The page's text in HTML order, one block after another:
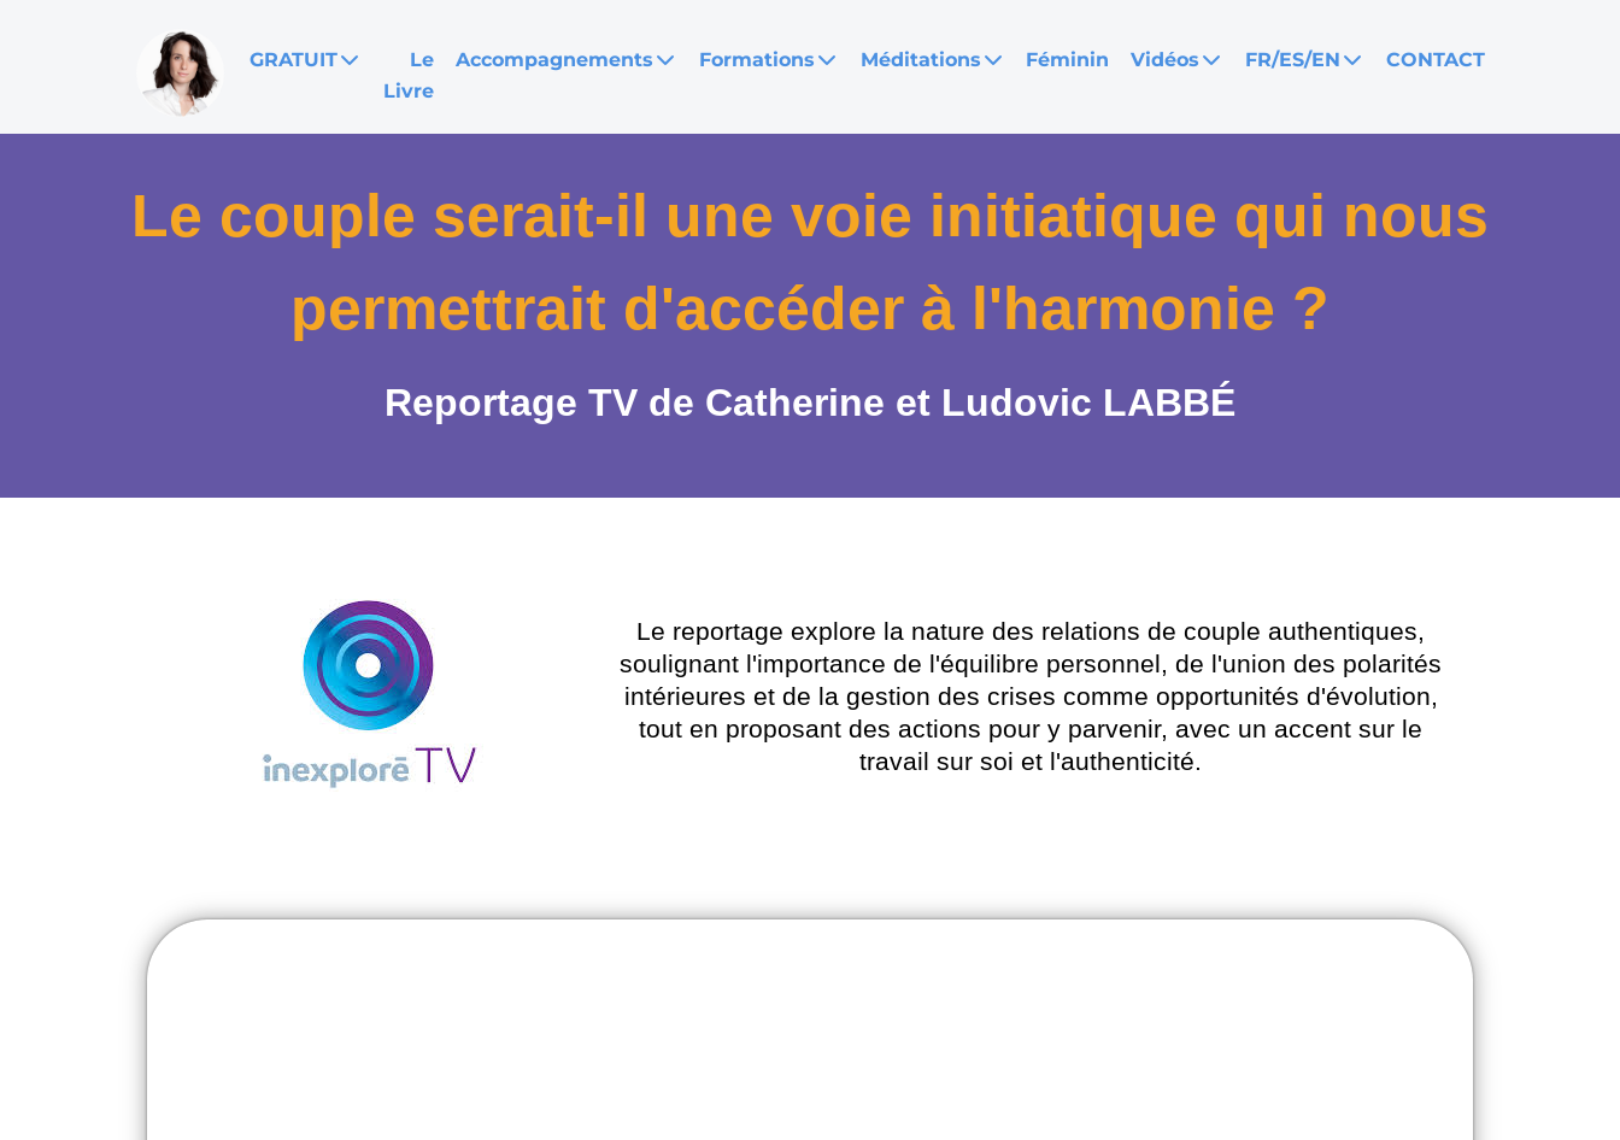
GRATUIT
Le
Livre
Accompagnements Formations Méditations Féminin Vidéos FR/ES/EN CONTACT
Le couple serait-il une voie initiatique qui nous
permettrait d'accéder à l'harmonie ?
Reportage TV de Catherine et Ludovic LABBÉ
Le reportage explore la nature des relations de couple authentiques,
soulignant l'importance de l'équilibre personnel, de l'union des polarités
intérieures et de la gestion des crises comme opportunités d'évolution,
tout en proposant des actions pour y parvenir, avec un accent sur le
travail sur soi et l'authenticité.